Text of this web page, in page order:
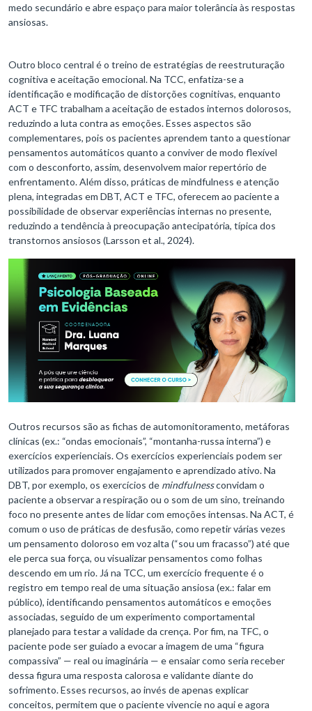
medo secundário e abre espaço para maior tolerância às respostas
ansiosas.
Outro bloco central é o treino de estratégias de reestruturação
cognitiva e aceitação emocional. Na TCC, enfatiza-se a
identificação e modificação de distorções cognitivas, enquanto
ACT e TFC trabalham a aceitação de estados internos dolorosos,
reduzindo a luta contra as emoções. Esses aspectos são
complementares, pois os pacientes aprendem tanto a questionar
pensamentos automáticos quanto a conviver de modo flexível
com o desconforto, assim, desenvolvem maior repertório de
enfrentamento. Além disso, práticas de mindfulness e atenção
plena, integradas em DBT, ACT e TFC, oferecem ao paciente a
possibilidade de observar experiências internas no presente,
reduzindo a tendência à preocupação antecipatória, típica dos
transtornos ansiosos (Larsson et al., 2024).
Outros recursos são as fichas de automonitoramento, metáforas
clínicas (ex.: “ondas emocionais”, “montanha-russa interna”) e
exercícios experienciais. Os exercícios experienciais podem ser
utilizados para promover engajamento e aprendizado ativo. Na
DBT, por exemplo, os exercícios de mindfulnessconvidam o
paciente a observar a respiração ou o som de um sino, treinando
foco no presente antes de lidar com emoções intensas. Na ACT, é
comum o uso de práticas de desfusão, como repetir várias vezes
um pensamento doloroso em voz alta (“sou um fracasso”) até que
ele perca sua força, ou visualizar pensamentos como folhas
descendo em um rio. Já na TCC, um exercício frequente é o
registro em tempo real de uma situação ansiosa (ex.: falar em
público), identificando pensamentos automáticos e emoções
associadas, seguido de um experimento comportamental
planejado para testar a validade da crença. Por fim, na TFC, o
paciente pode ser guiado a evocar a imagem de uma “figura
compassiva” — real ou imaginária — e ensaiar como seria receber
dessa figura uma resposta calorosa e validante diante do
sofrimento. Esses recursos, ao invés de apenas explicar
conceitos, permitem que o paciente vivencie no aqui e agora